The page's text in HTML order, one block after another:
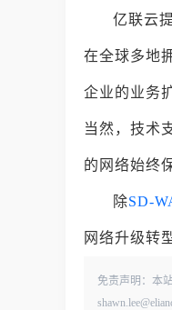
亿联云
在全球多地
企业的业务
当然，技术
的网络始终
除SD-
网络升级转
免责声明：本